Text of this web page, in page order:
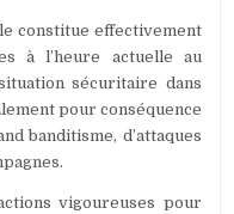
constitue effectivement
à l’heure actuelle au
sécuritaire dans
pour conséquence
banditisme, d’attaques
vigoureuses pour